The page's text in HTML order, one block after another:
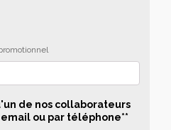
de nos collaborateurs
ou par téléphone**